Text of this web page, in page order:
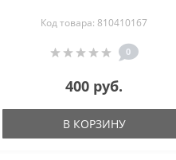
Код товара: 810410167
0
400 руб.
В КОРЗИНУ